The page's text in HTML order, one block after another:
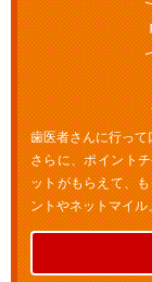
歯医者さんに行っ
さらに、ポイント
ットがもらえて、
ントやネットマイ